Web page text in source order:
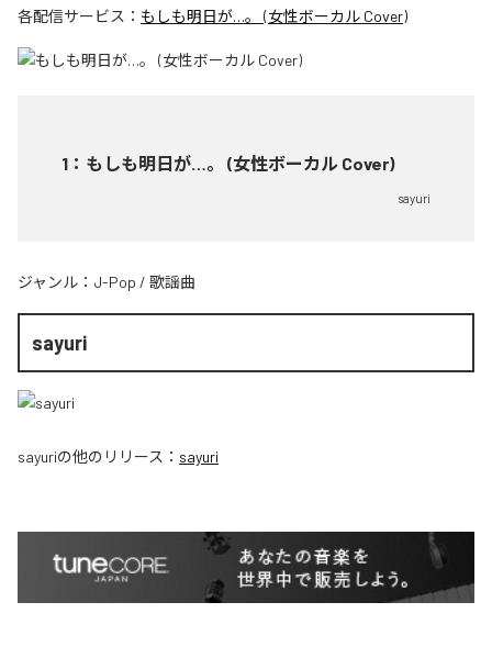
各配信サービス： もしも明日が…。 (女性ボーカル Cover)
1 ： もしも明日が…。 (女性ボーカル Cover)
sayuri
ジャンル： J-Pop / 歌謡曲
sayuri
sayuriの他のリリース： sayuri